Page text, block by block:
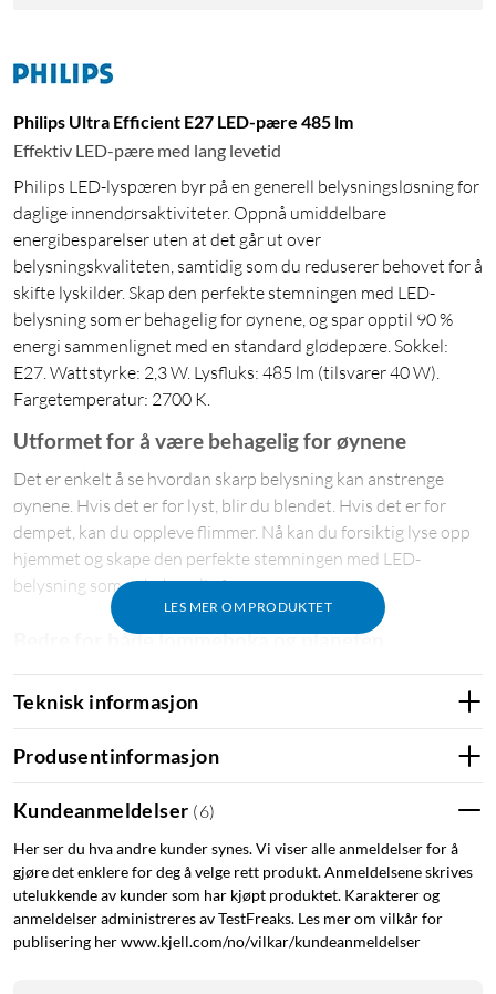
Philips Ultra Efficient E27 LED-pære 485 lm
Effektiv LED-pære med lang levetid
Philips LED-lyspæren byr på en generell belysningsløsning for
daglige innendørsaktiviteter. Oppnå umiddelbare
energibesparelser uten at det går ut over
belysningskvaliteten, samtidig som du reduserer behovet for å
skifte lyskilder. Skap den perfekte stemningen med LED-
belysning som er behagelig for øynene, og spar opptil 90 %
energi sammenlignet med en standard glødepære. Sokkel:
E27. Wattstyrke: 2,3 W. Lysfluks: 485 lm (tilsvarer 40 W).
Fargetemperatur: 2700 K.
LES MER OM PRODUKTET
Utformet for å være behagelig for øynene
Det er enkelt å se hvordan skarp belysning kan anstrenge
øynene. Hvis det er for lyst, blir du blendet. Hvis det er for
dempet, kan du oppleve flimmer. Nå kan du forsiktig lyse opp
hjemmet og skape den perfekte stemningen med LED-
belysning som er behagelig for øynene.
Bedre for både lommeboka og planeten
Med LED-teknologi sparer du opptil 90 % energi
sammenlignet med en standard glødepære. På den måten
betaler lyspæren seg selv og sparer penger for deg år etter år.
Den bidrar også til å beskytte miljøet.
Lyskilde med lang levetid – varer opptil 50 år
Med en levetid på opptil 50 000 timer slipper du å skifte
lyskilde ofte og kan dra nytte av en perfekt belysningsløsning i
mer enn 50 år.
Teknisk informasjon
Produsentinformasjon
Kundeanmeldelser (6)
Her ser du hva andre kunder synes. Vi viser alle anmeldelser for å
gjøre det enklere for deg å velge rett produkt. Anmeldelsene skrives
utelukkende av kunder som har kjøpt produktet. Karakterer og
anmeldelser administreres av TestFreaks. Les mer om vilkår for
publisering her www.kjell.com/no/vilkar/kundeanmeldelser